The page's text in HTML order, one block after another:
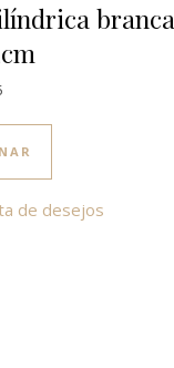
branca
de desejos